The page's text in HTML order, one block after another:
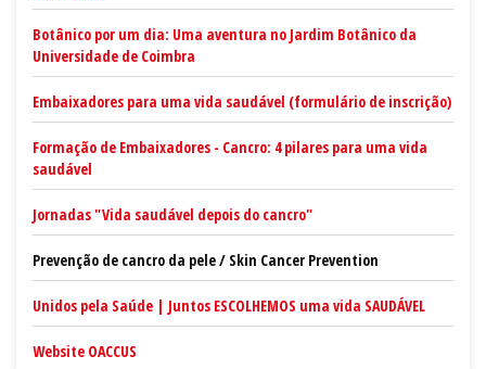
Botânico por um dia: Uma aventura no Jardim Botânico da
Universidade de Coimbra
Embaixadores para uma vida saudável (formulário de inscrição)
Formação de Embaixadores - Cancro: 4 pilares para uma vida
saudável
Jornadas "Vida saudável depois do cancro"
Prevenção de cancro da pele / Skin Cancer Prevention
Unidos pela Saúde | Juntos ESCOLHEMOS uma vida SAUDÁVEL
Website OACCUS